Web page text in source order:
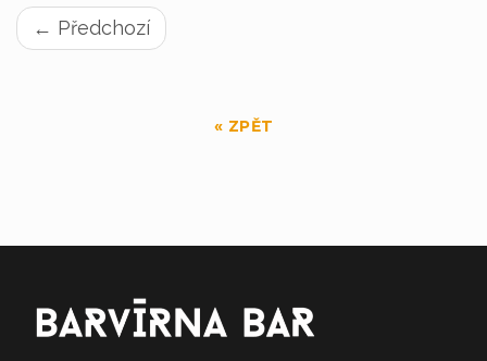
← Předchozí
« ZPĚT